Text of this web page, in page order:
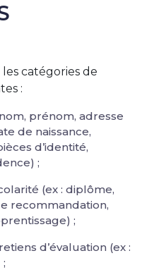
catégories de
:
prénom, adresse
de naissance,
d’identité,
;
(ex : diplôme,
recommandation,
;
d’évaluation (ex :